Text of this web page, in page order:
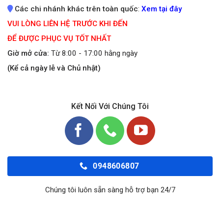
Các chi nhánh khác trên toàn quốc: Xem tại đây
VUI LÒNG LIÊN HỆ TRƯỚC KHI ĐẾN
ĐỂ ĐƯỢC PHỤC VỤ TỐT NHẤT
Giờ mở cửa: Từ 8:00 - 17:00 hằng ngày
(Kể cả ngày lễ và Chủ nhật)
Kết Nối Với Chúng Tôi
0948606807
Chúng tôi luôn sẵn sàng hỗ trợ bạn 24/7